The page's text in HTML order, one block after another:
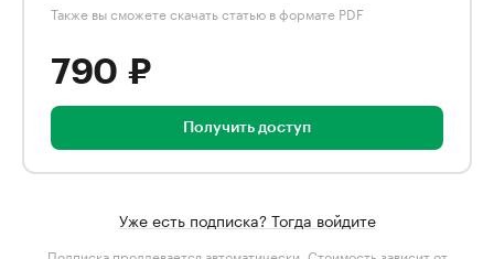
Также вы сможете скачать статью в формате PDF
790 ₽
Получить доступ
Уже есть подписка? Тогда войдите